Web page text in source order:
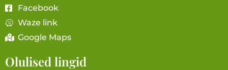
Facebook
Waze link
Google Maps
Olulised lingid